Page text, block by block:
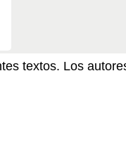
textos. Los